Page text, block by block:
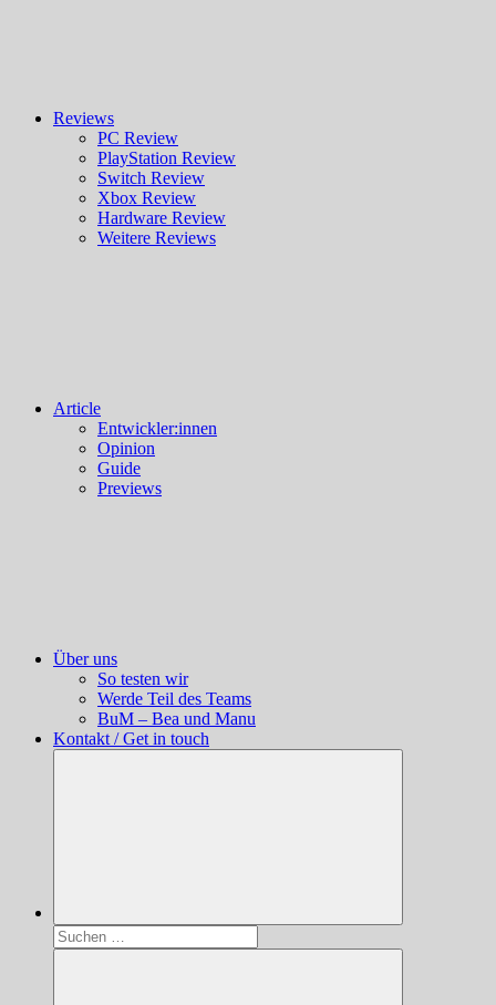
Reviews
PC Review
PlayStation Review
Switch Review
Xbox Review
Hardware Review
Weitere Reviews
Article
Entwickler:innen
Opinion
Guide
Previews
Über uns
So testen wir
Werde Teil des Teams
BuM – Bea und Manu
Kontakt / Get in touch
Suchen
nach: